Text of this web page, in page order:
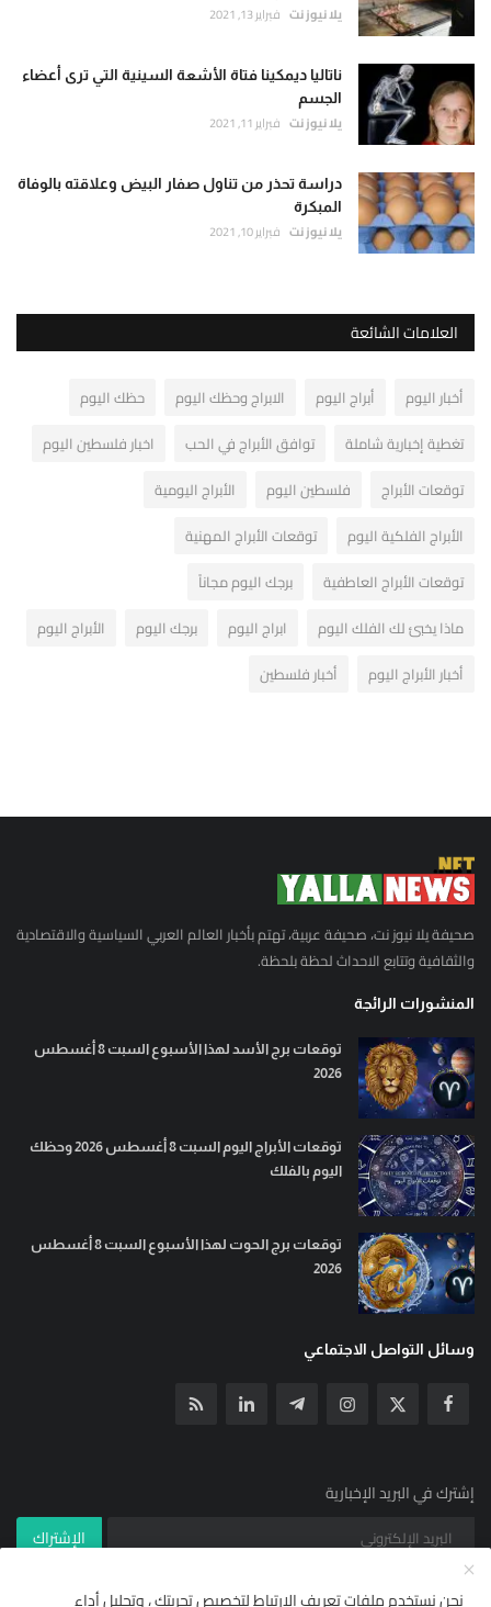
يلا نيوز نت فبراير 13, 2021
ناتاليا ديمكينا فتاة الأشعة السينية التي ترى أعضاء
الجسم
يلا نيوز نت فبراير 11, 2021
دراسة تحذر من تناول صفار البيض وعلاقته بالوفاة
المبكرة
يلا نيوز نت فبراير 10, 2021
العلامات الشائعة
أخبار اليوم أبراج اليوم الابراج وحظك اليوم
حظك اليوم
تغطية إخبارية شاملة
توافق الأبراج في الحب
اخبار فلسطين اليوم
توقعات الأبراج
فلسطين اليوم
الأبراج اليومية
الأبراج الفلكية اليوم
توقعات الأبراج المهنية
توقعات الأبراج العاطفية
برجك اليوم مجاناً
ماذا يخبئ لك الفلك اليوم
ابراج اليوم برجك اليوم
الأبراج اليوم
أخبار الأبراج اليوم
أخبار فلسطين
صحيفة يلا نيوز نت، صحيفة عربية، تهتم بأخبار العالم العربي السياسية والاقتصادية
والثقافية وتتابع الاحداث لحظة بلحظة.
المنشورات الرائجة
توقعات برج الأسد لهذا الأسبوع السبت 8 أغسطس
2026
توقعات الأبراج اليوم السبت 8 أغسطس 2026 وحظك
اليوم بالفلك
توقعات برج الحوت لهذا الأسبوع السبت 8 أغسطس
2026
وسائل التواصل الاجتماعي
إشترك في البريد الإخبارية
الإشتراك
نحن نستخدم ملفات تعريف الارتباط لتخصيص تجربتك ، وتحليل أداء